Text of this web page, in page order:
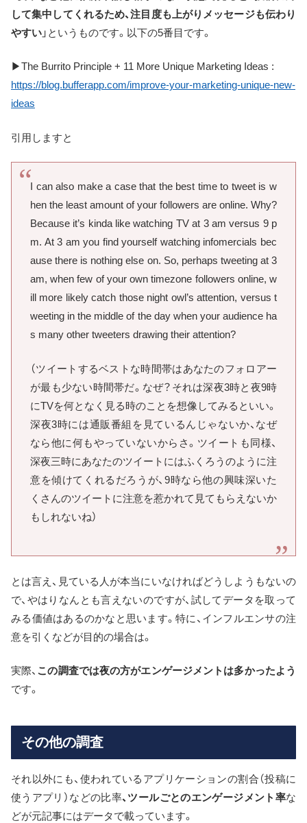
して集中してくれるため、注目度も上がりメッセージも伝わり
やすい 」というものです。以下の5番目です。
▶The Burrito Principle + 11 More Unique Marketing Ideas :
https://blog.bufferapp.com/improve-your-marketing-unique-new-
ideas
引用しますと
I can also make a case that the best time to tweet is w
hen the least amount of your followers are online. Why?
Because it’s kinda like watching TV at 3 am versus 9 p
m. At 3 am you find yourself watching infomercials bec
ause there is nothing else on. So, perhaps tweeting at 3
am, when few of your own timezone followers online, w
ill more likely catch those night owl’s attention, versus t
weeting in the middle of the day when your audience ha
s many other tweeters drawing their attention?
（ツイートするベストな時間帯はあなたのフォロアー
が最も少ない時間帯だ。なぜ？それは深夜3時と夜9時
にTVを何となく見る時のことを想像してみるといい。
深夜3時には通販番組を見ているんじゃないか、なぜ
なら他に何もやっていないからさ。ツイートも同様、
深夜三時にあなたのツイートにはふくろうのように注
意を傾けてくれるだろうが、9時なら他の興味深いた
くさんのツイートに注意を惹かれて見てもらえないか
もしれないね）
とは言え、見ている人が本当にいなければどうしようもないの
で、やはりなんとも言えないのですが、試してデータを取って
みる価値はあるのかなと思います。特に、インフルエンサの注
意を引くなどが目的の場合は。
実際、 この調査では夜の方がエンゲージメントは多かったよう
です。
その他の調査
それ以外にも、使われているアプリケーションの割合（投稿に
使うアプリ）などの比率、ツールごとのエンゲージメント率な
どが元記事にはデータで載っています。